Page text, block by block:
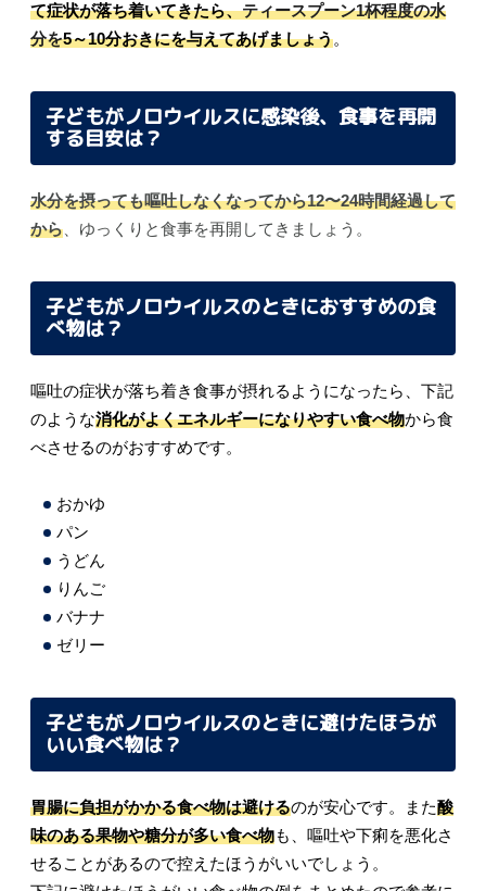
て症状が落ち着いてきたら、ティースプーン1杯程度の水
分を5～10分おきにを与えてあげましょう。
子どもがノロウイルスに感染後、食事を再開
する目安は？
水分を摂っても嘔吐しなくなってから12〜24時間経過して
から 、ゆっくりと食事を再開してきましょう。
子どもがノロウイルスのときにおすすめの食
べ物は？
嘔吐の症状が落ち着き食事が摂れるようになったら、下記
のような消化がよくエネルギーになりやすい食べ物から食
べさせるのがおすすめです。
おかゆ
パン
うどん
りんご
バナナ
ゼリー
子どもがノロウイルスのときに避けたほうが
いい食べ物は？
胃腸に負担がかかる食べ物は避けるのが安心です。また酸
味のある果物や糖分が多い食べ物も、嘔吐や下痢を悪化さ
せることがあるので控えたほうがいいでしょう。